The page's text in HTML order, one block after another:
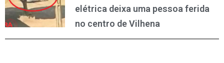
elétrica deixa uma pessoa ferida
no centro de Vilhena